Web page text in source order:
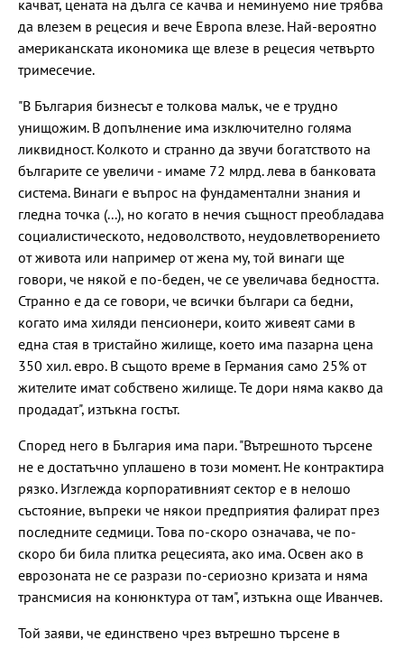
качват, цената на дълга се качва и неминуемо ние трябва
да влезем в рецесия и вече Европа влезе. Най-вероятно
американската икономика ще влезе в рецесия четвърто
тримесечие.
"В България бизнесът е толкова малък, че е трудно
унищожим. В допълнение има изключително голяма
ликвидност. Колкото и странно да звучи богатството на
българите се увеличи - имаме 72 млрд. лева в банковата
система. Винаги е въпрос на фундаментални знания и
гледна точка (...), но когато в нечия същност преобладава
социалистическото, недоволството, неудовлетворението
от живота или например от жена му, той винаги ще
говори, че някой е по-беден, че се увеличава бедността.
Странно е да се говори, че всички българи са бедни,
когато има хиляди пенсионери, които живеят сами в
една стая в тристайно жилище, което има пазарна цена
350 хил. евро. В същото време в Германия само 25% от
жителите имат собствено жилище. Те дори няма какво да
продадат", изтъкна гостът.
Според него в България има пари. "Вътрешното търсене
не е достатъчно уплашено в този момент. Не контрактира
рязко. Изглежда корпоративният сектор е в нелошо
състояние, въпреки че някои предприятия фалират през
последните седмици. Това по-скоро означава, че по-
скоро би била плитка рецесията, ако има. Освен ако в
еврозоната не се разрази по-сериозно кризата и няма
трансмисия на конюнктура от там", изтъкна още Иванчев.
Той заяви, че единствено чрез вътрешно търсене в